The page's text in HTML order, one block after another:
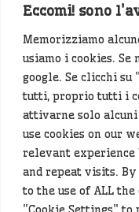
Eccomi! sono
Memorizziamo
usiamo i cookies. Se
google. Se clicchi
tutti, proprio tutti i
attivarne solo alcuni
use cookies on our
relevant experience
and repeat visits.
to the use of ALL
editoriale.
Siamo attenti a non
d’immagine. Se un
richiederne la
messaggio).
Alcuni articoli sono
l'intelligenza
provenienti da fonti
locale. Prima della